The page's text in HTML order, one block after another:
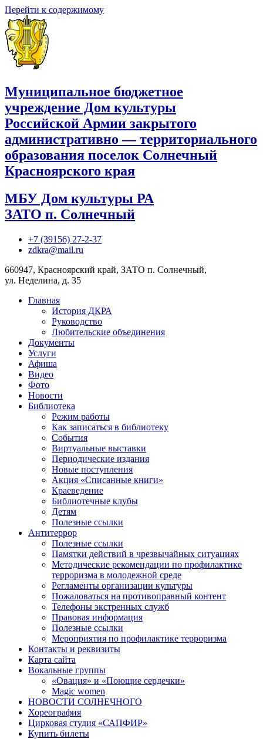
Перейти к содержимому
Муниципальное бюджетное
учреждение Дом культуры
Российской Армии закрытого
административно — территориального
образования поселок Солнечный
Красноярского края
МБУ Дом культуры РА
ЗАТО п. Солнечный
+7 (39156) 27-2-37
zdkra@mail.ru
660947, Красноярский край, ЗАТО п. Солнечный,
ул. Неделина, д. 35
Главная
История ДКРА
Руководство
Любительские объединения
Документы
Услуги
Афиша
Видео
Фото
Новости
Библиотека
Режим работы
Как записаться в библиотеку
События
Виртуальные выставки
Периодические издания
Новые поступления
Акция «Списанные книги»
Краеведение
Библиотечные клубы
Детям
Полезные ссылки
Антитеррор
Полезные ссылки
Памятки действий в чрезвычайных ситуациях
Методические рекомендации по профилактике
терроризма в молодежной среде
Регламенты организации культуры
Пожаловаться на противоправный контент
Телефоны экстренных служб
Правовая информация
Полезные ссылки
Мероприятия по профилактике терроризма
Контакты и реквизиты
Карта сайта
Вокальные группы
«Овация» и «Поющие сердечки»
Magic women
НОВОСТИ СОЛНЕЧНОГО
Хореография
Цирковая студия «САПФИР»
Купить билеты